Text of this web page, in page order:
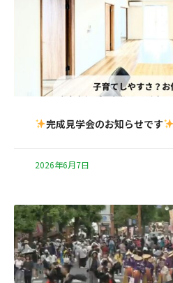
完成見学会のお知らせです
2026年6月7日